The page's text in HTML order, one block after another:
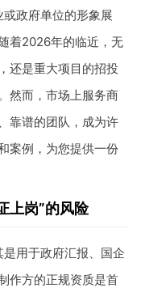
政府单位的形象展
着2026年的临近，无
还是重大项目的招投
然而，市场上服务商
靠谱的团队，成为许
案例，为您提供一份
上岗”的风险
用于政府汇报、国企
作方的正规资质是首